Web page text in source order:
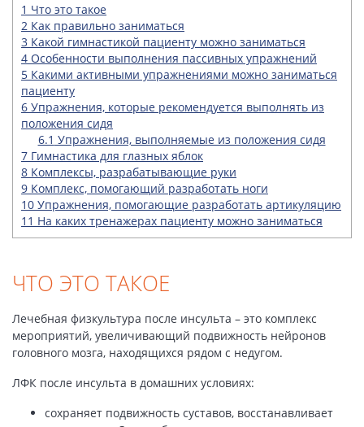
1 Что это такое
2 Как правильно заниматься
3 Какой гимнастикой пациенту можно заниматься
4 Особенности выполнения пассивных упражнений
5 Какими активными упражнениями можно заниматься
пациенту
6 Упражнения, которые рекомендуется выполнять из
положения сидя
6.1 Упражнения, выполняемые из положения сидя
7 Гимнастика для глазных яблок
8 Комплексы, разрабатывающие руки
9 Комплекс, помогающий разработать ноги
10 Упражнения, помогающие разработать артикуляцию
11 На каких тренажерах пациенту можно заниматься
ЧТО ЭТО ТАКОЕ
Лечебная физкультура после инсульта – это комплекс
мероприятий, увеличивающий подвижность нейронов
головного мозга, находящихся рядом с недугом.
ЛФК после инсульта в домашних условиях:
сохраняет подвижность суставов, восстанавливает